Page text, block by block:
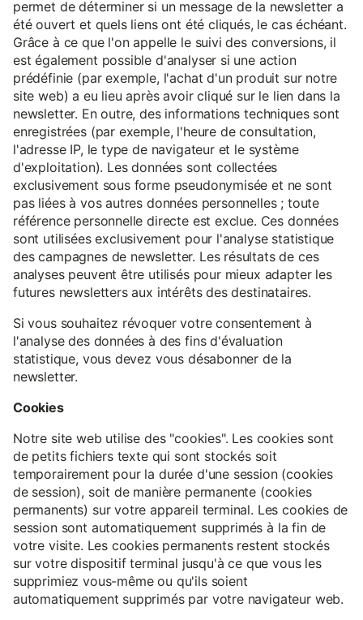
permet de déterminer si un message de la newsletter a
été ouvert et quels liens ont été cliqués, le cas échéant.
Grâce à ce que l'on appelle le suivi des conversions, il
est également possible d'analyser si une action
prédéfinie (par exemple, l'achat d'un produit sur notre
site web) a eu lieu après avoir cliqué sur le lien dans la
newsletter. En outre, des informations techniques sont
enregistrées (par exemple, l'heure de consultation,
l'adresse IP, le type de navigateur et le système
d'exploitation). Les données sont collectées
exclusivement sous forme pseudonymisée et ne sont
pas liées à vos autres données personnelles ; toute
référence personnelle directe est exclue. Ces données
sont utilisées exclusivement pour l'analyse statistique
des campagnes de newsletter. Les résultats de ces
analyses peuvent être utilisés pour mieux adapter les
futures newsletters aux intérêts des destinataires.
Si vous souhaitez révoquer votre consentement à
l'analyse des données à des fins d'évaluation
statistique, vous devez vous désabonner de la
newsletter.
Cookies
Notre site web utilise des "cookies". Les cookies sont
de petits fichiers texte qui sont stockés soit
temporairement pour la durée d'une session (cookies
de session), soit de manière permanente (cookies
permanents) sur votre appareil terminal. Les cookies de
session sont automatiquement supprimés à la fin de
votre visite. Les cookies permanents restent stockés
sur votre dispositif terminal jusqu'à ce que vous les
supprimiez vous-même ou qu'ils soient
automatiquement supprimés par votre navigateur web.